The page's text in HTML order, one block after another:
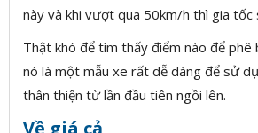
này và khi vượt qua 50km/h thì gia tốc
Thật khó để tìm thấy điểm nào để phê
nó là một mẫu xe rất dễ dàng để sử
thân thiện từ lần đầu tiên ngồi lên.
Về giá cả